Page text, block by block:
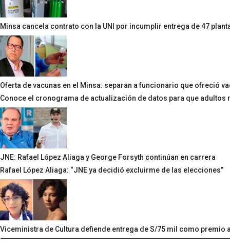
Minsa cancela contrato con la UNI por incumplir entrega de 47
Oferta de vacunas en el Minsa: separan a funcionario que ofreció
Conoce el cronograma de actualización de datos para que adultos
JNE: Rafael López Aliaga y George Forsyth continúan en carrera
Rafael López Aliaga: “JNE ya decidió excluirme de las elecciones”
Viceministra de Cultura defiende entrega de S/75 mil como premio